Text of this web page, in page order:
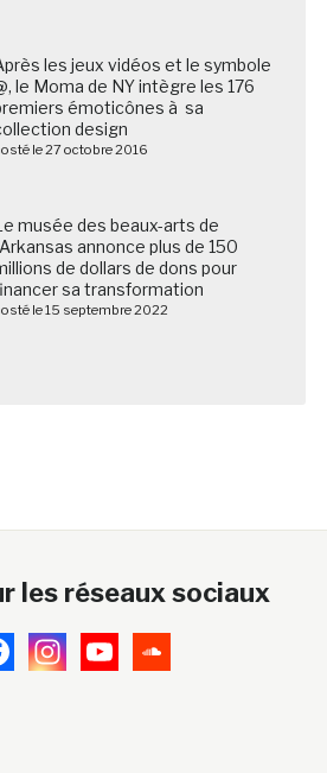
les jeux vidéos et le symbole
le Moma de NY intègre les 176
émoticônes à sa
design
le 27 octobre 2016
musée des beaux-arts de
annonce plus de 150
de dollars de dons pour
sa transformation
le 15 septembre 2022
les réseaux sociaux